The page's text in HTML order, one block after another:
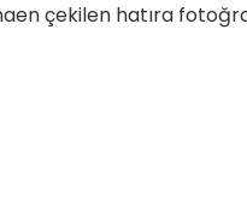
çekilen hatıra